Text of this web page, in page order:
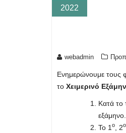
2022
webadmin
Ενημερώνουμε τους
το Χειμερινό
Κατά το
εξάμηνο.
Το 1 ο , 2ο